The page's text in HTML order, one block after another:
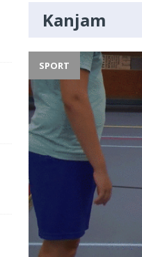
Kanjam
SPORT